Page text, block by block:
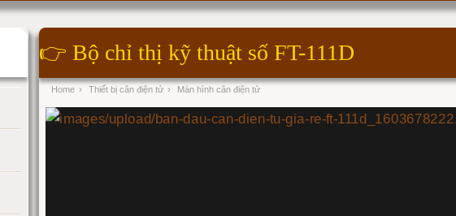
👉 Bộ chỉ thị kỹ thuật số FT-111D
Home › Thiết bị cân điện tử › Màn hình cân điện tử